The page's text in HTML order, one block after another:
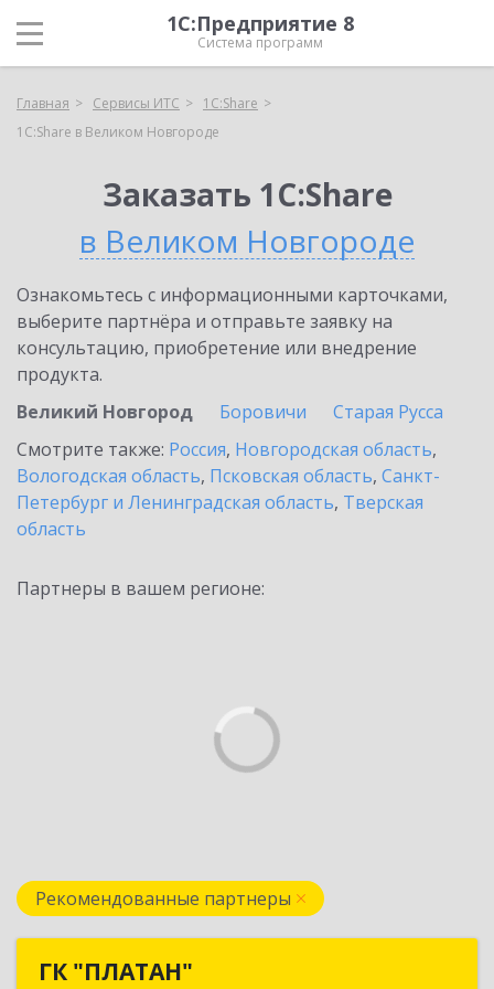
1С:Предприятие 8
Система программ
Главная Сервисы ИТС
1С:Share
1С:Share в Великом Новгороде
Заказать 1С:Share
в Великом Новгороде
Ознакомьтесь с информационными карточками,
выберите партнёра и отправьте заявку на
консультацию, приобретение или внедрение
продукта.
Великий Новгород
Боровичи
Старая Русса
Смотрите также: Россия, Новгородская область,
Вологодская область, Псковская область, Санкт-
Петербург и Ленинградская область, Тверская
область
Партнеры в вашем регионе:
Рекомендованные партнеры
ГК "ПЛАТАН"